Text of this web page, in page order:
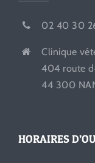
02 40 30
Clinique
404 route
44 300
HORAIRES